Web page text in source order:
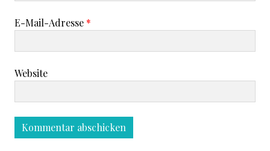
E-Mail-Adresse *
Website